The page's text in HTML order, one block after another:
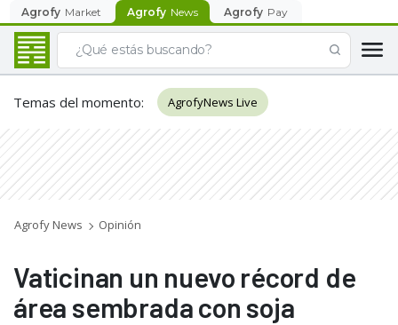
Agrofy Market Agrofy News Agrofy Pay
Temas del momento: AgrofyNews Live
Agrofy News Opinión
Vaticinan un nuevo récord de
área sembrada con soja